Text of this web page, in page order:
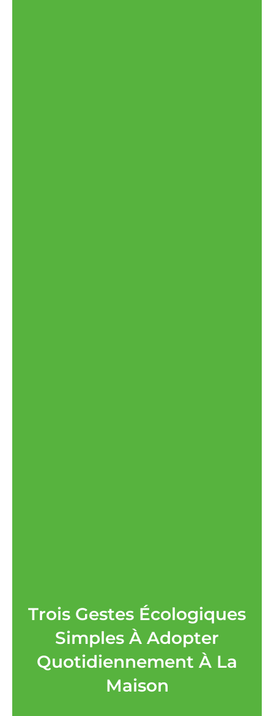
Trois Gestes Écologiques
Simples À Adopter
Quotidiennement À La
Maison